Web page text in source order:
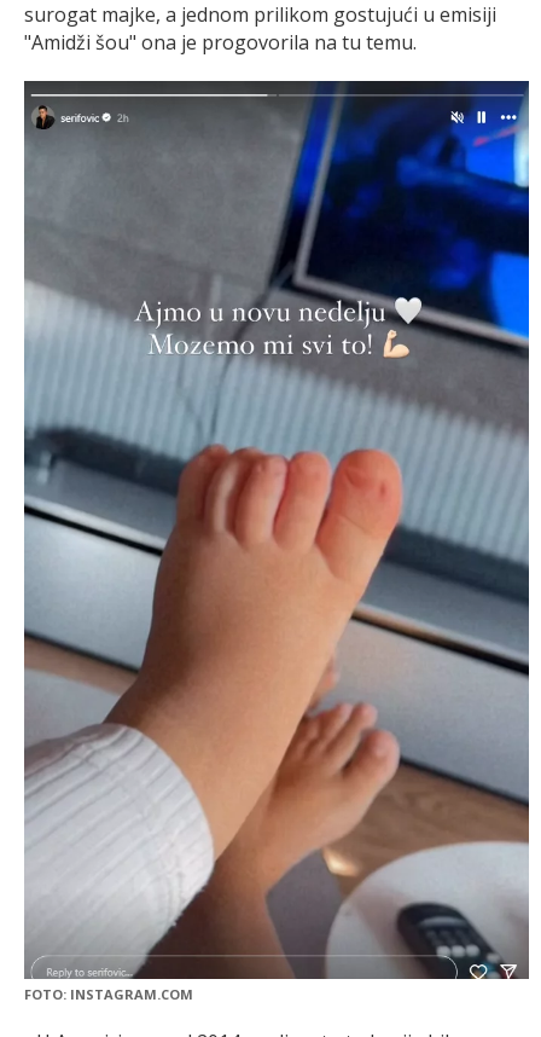
surogat majke, a jednom prilikom gostujući u emisiji
"Amidži šou" ona je progovorila na tu temu.
FOTO: INSTAGRAM.COM